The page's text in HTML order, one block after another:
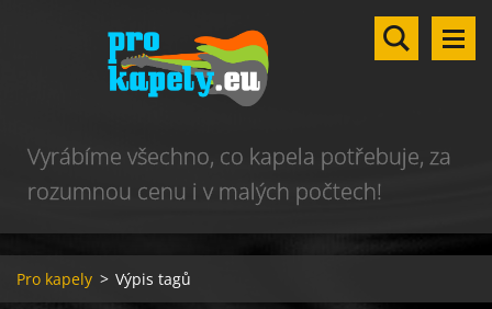
Vyrábíme všechno, co kapela potřebuje, za
rozumnou cenu i v malých počtech!
Pro kapely > Výpis tagů